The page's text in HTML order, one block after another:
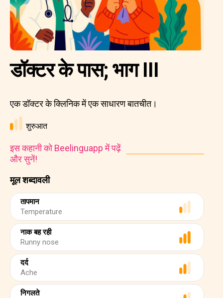
मूल शब्दावली
तापमान
Temperature
नाक बह रही
Runny nose
दर्द
Ache
निगलते
डॉक्टर के पास; भाग III
एक डॉक्टर के क्लिनिक में एक साधारण बातचीत।
शुरुआत
इस कहानी को Beelinguapp में पढ़ें
और सुनें!